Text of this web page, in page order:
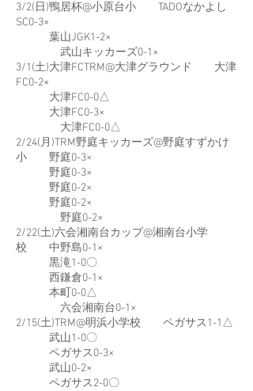
3/2(日)鴨居杯@小原台小 TADOなかよし
SC0-3×
葉山JGK1-2×
武山キッカーズ0-1×
3/1(土)大津FCTRM@大津グラウンド 大津
FC0-2×
大津FC0-0△
大津FC0-3×
大津FC0-0△
2/24(月)TRM野庭キッカーズ@野庭すずかけ
小 野庭0-3×
野庭0-3×
野庭0-2×
野庭0-2×
野庭0-2×
2/22(土)六会湘南台カップ@湘南台小学
校 中野島0-1×
黒滝1-0〇
西鎌倉0-1×
本町0-0△
六会湘南台0-1×
2/15(土)TRM@明浜小学校 ペガサス1-1△
武山1-0〇
ペガサス0-3×
武山0-2×
ペガサス2-0〇